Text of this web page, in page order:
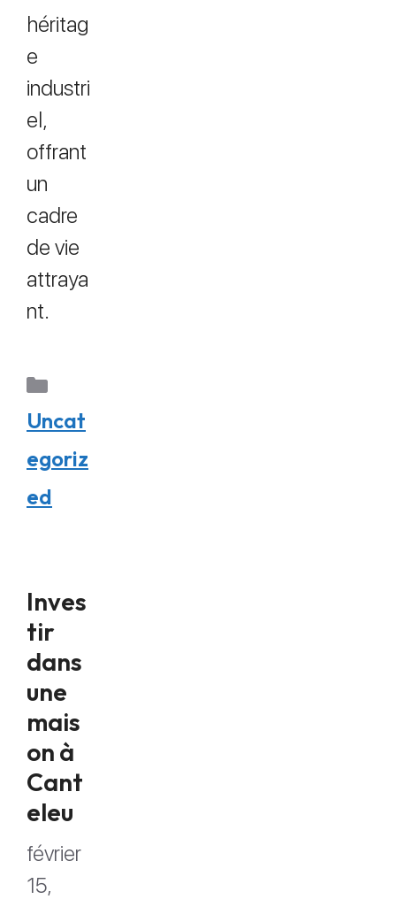
héritag
e
industri
el,
offrant
un
cadre
de vie
attraya
nt.
Uncat
egoriz
ed
Inves
tir
dans
une
mais
on à
Cant
eleu
février
15,